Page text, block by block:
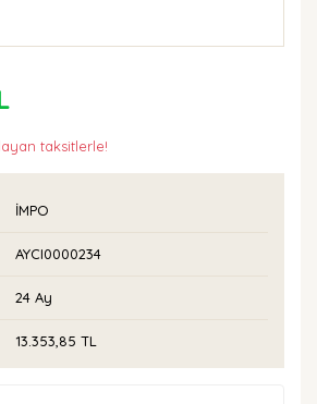
taksitlerle!
İMPO
AYCI0000234
24 Ay
13.353,85 TL